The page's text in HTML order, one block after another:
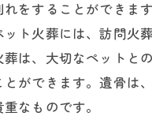
をすることができま
ト火葬には、訪問
は、大切なペット
ができます。遺骨
なものです。